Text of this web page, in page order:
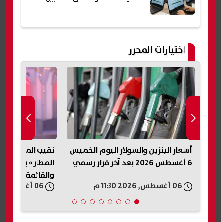
اختيارات المحرر
أسعار البنزين والسولار اليوم الخميس
6 أغسطس 2026 بعد آخر قرار رسمي
نقيب
المطار» يعكس
والقائمة تحفظ